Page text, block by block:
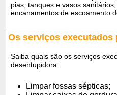
pias, tanques e vasos
encanamentos de escoamento
Os serviços
Saiba quais são os serviços
desentupidora:
Limpar fossas sépticas;